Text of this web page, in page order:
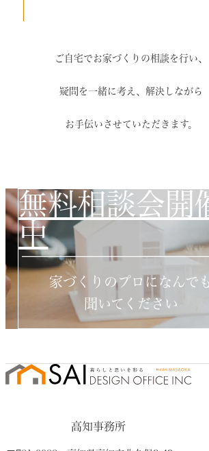
ご自宅でお家づくりの相談を行い、
疑問を一緒に考え、解決しながら
お手伝いさせていただきます。
無料相談会開
中
家づくりのプロになんでも
聞いてください
高知事務所